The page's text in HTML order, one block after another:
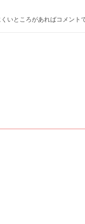
いところがあればコメント